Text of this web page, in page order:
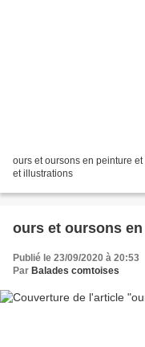
ours et oursons en peinture
et illustrations
ours et oursons
Publié le 23/09/2020 à 20:53
Par Balades comtoises